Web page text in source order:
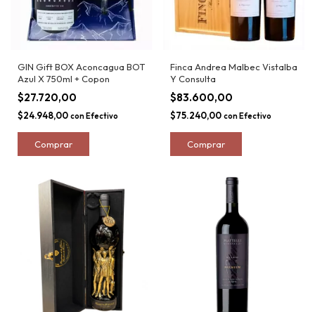
GIN Gift BOX Aconcagua BOT
Azul X 750ml + Copon
$27.720,00
$24.948,00 con Efectivo
Finca Andrea Malbec Vistalba
Y Consulta
$83.600,00
$75.240,00 con Efectivo